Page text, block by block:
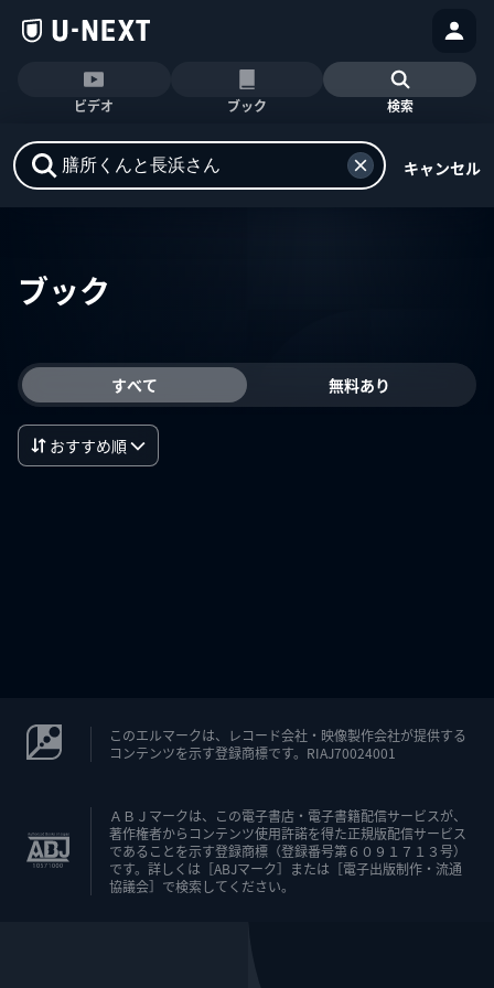
ビデオ ブック 検索
キャンセル
ブック
すべて 無料あり
おすすめ順
このエルマークは、レコード会社・映像製作会社が提供する
コンテンツを示す登録商標です。RIAJ70024001
ＡＢＪマークは、この電子書店・電子書籍配信サービスが、
著作権者からコンテンツ使用許諾を得た正規版配信サービス
であることを示す登録商標（登録番号第６０９１７１３号）
です。詳しくは［ABJマーク］または［電子出版制作・流通
協議会］で検索してください。